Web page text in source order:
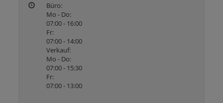
Büro:
Mo - Do:
07:00 - 16:00
Fr:
07:00 - 14:00
Verkauf:
Mo - Do:
07:00 - 15:30
Fr:
07:00 - 13:00